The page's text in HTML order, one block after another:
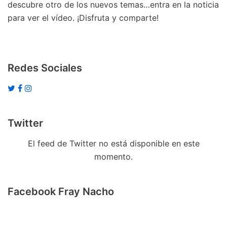
descubre otro de los nuevos temas…entra en la noticia
para ver el vídeo. ¡Disfruta y comparte!
Redes Sociales
Twitter
El feed de Twitter no está disponible en este
momento.
Facebook Fray Nacho